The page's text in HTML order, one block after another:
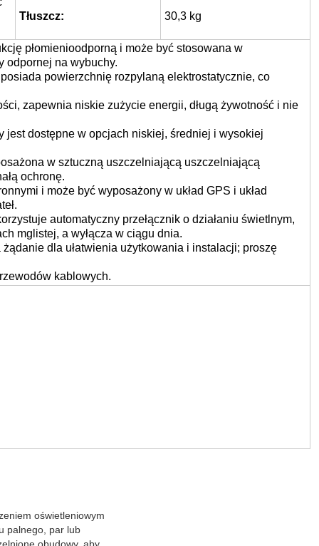
płomienioodporną i może być stosowana w
odpornej na wybuchy.
powierzchnię rozpylaną elektrostatycznie, co
zapewnia niskie zużycie energii, długą żywotność i nie
jest dostępne w opcjach niskiej, średniej i wysokiej
w sztuczną uszczelniającą uszczelniającą
ochronę.
i może być wyposażony w układ GPS i układ
automatyczny przełącznik o działaniu świetlnym,
mglistej, a wyłącza w ciągu dnia.
dla ułatwienia użytkowania i instalacji; proszę
kablowych.
oświetleniowym
palnego, par lub